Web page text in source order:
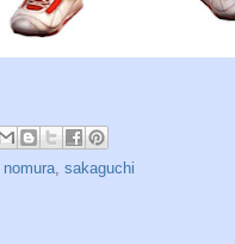
nomura, sakaguchi